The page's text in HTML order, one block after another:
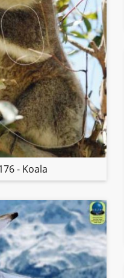
- Koala